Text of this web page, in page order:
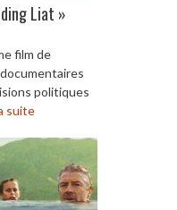
Liat »
film de
politiques
suite